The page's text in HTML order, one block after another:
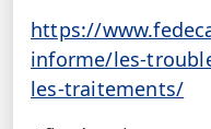
https://
informe/les-
les-traitements/